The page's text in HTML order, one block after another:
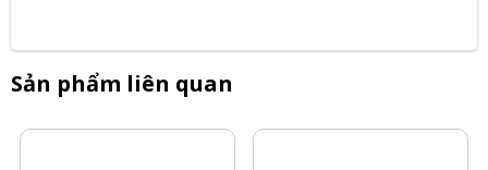
Sản phẩm liên quan